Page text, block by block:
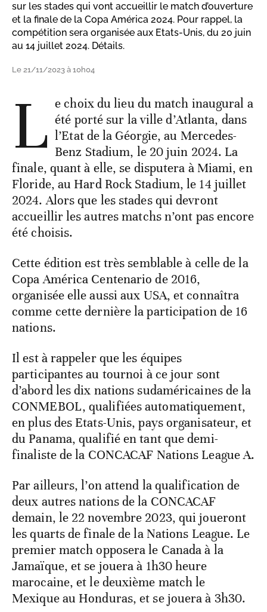
sur les stades qui vont accueillir le match d’ouverture
et la finale de la Copa América 2024. Pour rappel, la
compétition sera organisée aux Etats-Unis, du 20 juin
au 14 juillet 2024. Détails.
Le 21/11/2023 à 10h04
L e choix du lieu du match inaugural a
été porté sur la ville d’Atlanta, dans
l’Etat de la Géorgie, au Mercedes-
Benz Stadium, le 20 juin 2024. La
finale, quant à elle, se disputera à Miami, en
Floride, au Hard Rock Stadium, le 14 juillet
2024. Alors que les stades qui devront
accueillir les autres matchs n’ont pas encore
été choisis.
Cette édition est très semblable à celle de la
Copa América Centenario de 2016,
organisée elle aussi aux USA, et connaîtra
comme cette dernière la participation de 16
nations.
Il est à rappeler que les équipes
participantes au tournoi à ce jour sont
d’abord les dix nations sudaméricaines de la
CONMEBOL, qualifiées automatiquement,
en plus des Etats-Unis, pays organisateur, et
du Panama, qualifié en tant que demi-
finaliste de la CONCACAF Nations League A.
Par ailleurs, l’on attend la qualification de
deux autres nations de la CONCACAF
demain, le 22 novembre 2023, qui joueront
les quarts de finale de la Nations League. Le
premier match opposera le Canada à la
Jamaïque, et se jouera à 1h30 heure
marocaine, et le deuxième match le
Mexique au Honduras, et se jouera à 3h30.